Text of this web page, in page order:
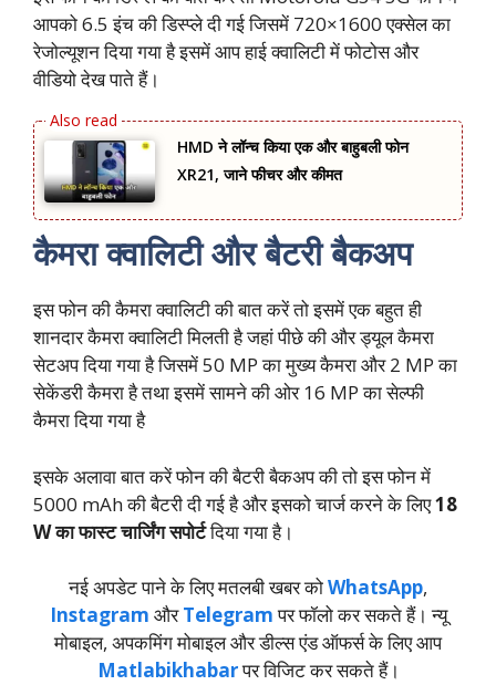
आपको 6.5 इंच की डिस्प्ले दी गई जिसमें 720×1600 एक्सेल का
रेजोल्यूशन दिया गया है इसमें आप हाई क्वालिटी में फोटोस और
वीडियो देख पाते हैं।
HMD ने लॉन्च किया एक और बाहुबली फोन
XR21, जाने फीचर और कीमत
कैमरा क्वालिटी और बैटरी बैकअप
इस फोन की कैमरा क्वालिटी की बात करें तो इसमें एक बहुत ही
शानदार कैमरा क्वालिटी मिलती है जहां पीछे की और ड्यूल कैमरा
सेटअप दिया गया है जिसमें 50 MP का मुख्य कैमरा और 2 MP का
सेकेंडरी कैमरा है तथा इसमें सामने की ओर 16 MP का सेल्फी
कैमरा दिया गया है
इसके अलावा बात करें फोन की बैटरी बैकअप की तो इस फोन में
5000 mAh की बैटरी दी गई है और इसको चार्ज करने के लिए18
W का फास्ट चार्जिंग सपोर्टदिया गया है।
नई अपडेट पाने के लिए मतलबी खबर कोWhatsApp,
Instagram औरTelegramपर फॉलो कर सकते हैं। न्‍यू
मोबाइल, अपकमिंग मोबाइल और डील्‍स एंड ऑफर्स के लिए आप
Matlabikhabarपर विजिट कर सकते हैं।